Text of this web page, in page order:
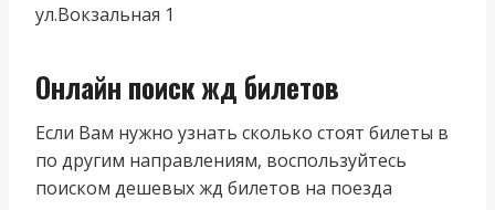
ул.Вокзальная 1
Онлайн поиск жд билетов
Если Вам нужно узнать сколько стоят билеты в
по другим направлениям, воспользуйтесь
поиском дешевых жд билетов на поезда